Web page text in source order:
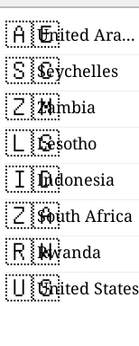
🇦🇪 United Arab Emirates
🇸🇨Seychelles
🇿🇲Zambia
🇱🇸Lesotho
🇮🇩Indonesia
🇿🇦South Africa
🇷🇼Rwanda
🇺🇸United States